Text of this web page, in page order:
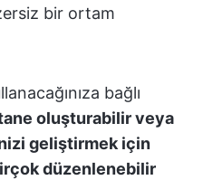
bir ortam
bağlı
oluşturabilir veya
geliştirmek için
düzenlenebilir